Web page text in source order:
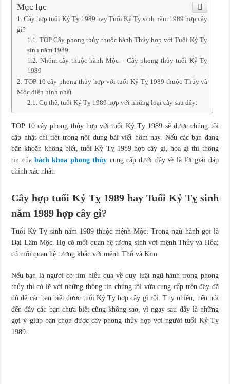
Mục lục
Cây hợp tuổi Kỷ Tỵ 1989 hay Tuổi Kỷ Tỵ sinh năm 1989 hợp cây
gì?
TOP Cây phong thủy thuộc hành Thủy hợp với Tuổi Kỷ Tỵ
sinh năm 1989
Nhóm cây thuộc hành Mộc – Cây phong thủy tuổi Kỷ Tỵ
1989
TOP 10 cây phong thủy hợp với tuổi Kỷ Tỵ 1989 thuộc Thủy và
Mộc điển hình nhất
Cụ thể, tuổi Kỷ Tỵ 1989 hợp với những loại cây sau đây:
TOP 10 cây phong thủy hợp với tuổi Kỷ Tỵ 1989 sẽ được chúng tôi
cập nhật chi tiết trong nội dung bài viết hôm nay. Nếu các bạn đang
băn khoăn không biết, tuổi Kỷ Tỵ 1989 hợp cây gì, hoa gì thì thông
tin củabách khoa phong thủy cung cấp dưới đây sẽ là lời giải đáp
chính xác nhất.
Cây hợp tuổi Kỷ Tỵ 1989 hay Tuổi Kỷ Tỵ sinh
năm 1989 hợp cây gì?
Tuổi Kỷ Tỵ sinh năm 1989 thuộc mệnh Mộc. Trong ngũ hành gọi là
Đại Lâm Mộc. Họ có mối quan hệ tương sinh với mệnh Thủy và Hỏa;
có mối quan hệ tương khắc với mệnh Thổ và Kim.
Nếu bạn là người có tìm hiểu qua về quy luật ngũ hành trong phong
thủy thì có lẽ với những thông tin chúng tôi vừa cung cấp trên đây đã
đủ để các bạn biết được tuổi Kỷ Tỵ hợp cây gì rồi. Tuy nhiên, nếu nói
đến đây các bạn chưa biết cũng không sao, vì ngay sau đây là những
gợi ý giúp bạn chọn được cây phong thủy hợp với người tuổi Kỷ Tỵ
1989.